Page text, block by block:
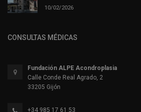
10/02/2026
CONSULTAS MÉDICAS
Fundación ALPE Acondroplasia
Calle Conde Real Agrado, 2
33205 Gijón
+34 985 17 61 53